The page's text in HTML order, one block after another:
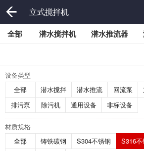
立式搅拌机
全部 潜水搅拌机 潜水推流器
设备类型
全部
潜水搅拌 潜水推流 回流泵
排污泵
除污机 通用设备 非标设备
材质规格
全部
铸铁碳钢 S304不锈钢 S316不